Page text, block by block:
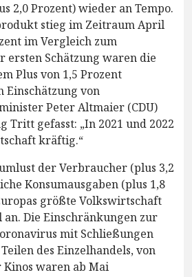
2,0 Prozent) wieder an Tempo.
stieg im Zeitraum April
im Vergleich zum
ersten Schätzung waren die
Plus von 1,5 Prozent
Einschätzung von
Peter Altmaier (CDU)
Tritt gefasst: „In 2021 und 2022
kräftig.“
der Verbraucher (plus 3,2
Konsumausgaben (plus 1,8
größte Volkswirtschaft
Die Einschränkungen zur
mit Schließungen
des Einzelhandels, von
Kinos waren ab Mai